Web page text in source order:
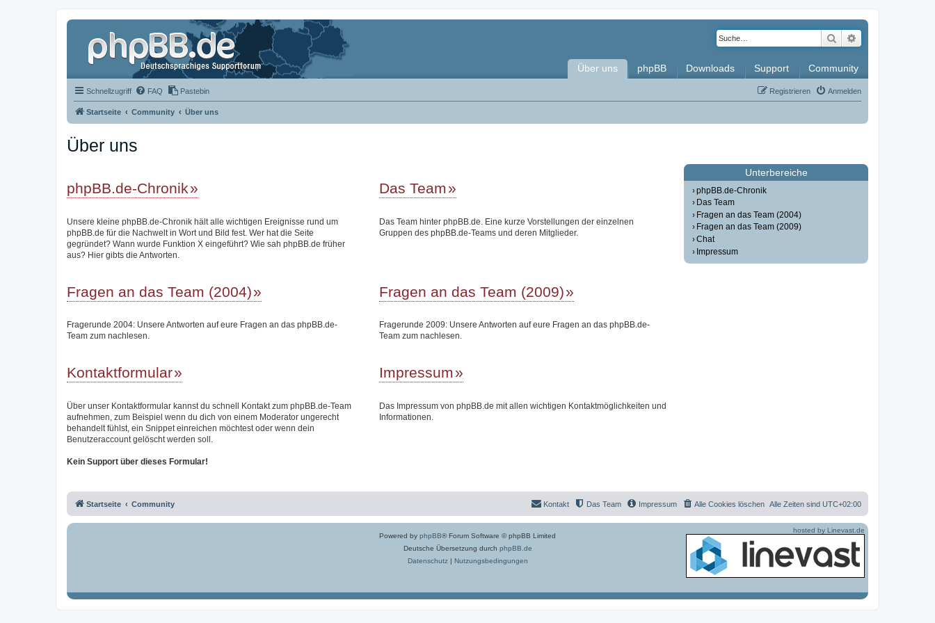
Suche
Über uns phpBB Downloads Support Community
Schnellzugriff FAQ Pastebin Anmelden
Registrieren
Startseite Community Über uns
Über uns
phpBB.de-Chronik
Unsere kleine phpBB.de-Chronik hält alle wichtigen Ereignisse rund um
phpBB.de für die Nachwelt in Wort und Bild fest. Wer hat die Seite
gegründet? Wann wurde Funktion X eingeführt? Wie sah phpBB.de früher
aus? Hier gibts die Antworten.
Das Team
Das Team hinter phpBB.de. Eine kurze Vorstellungen der einzelnen
Gruppen des phpBB.de-Teams und deren Mitglieder.
Fragen an das Team (2004)
Fragerunde 2004: Unsere Antworten auf eure Fragen an das phpBB.de-
Team zum nachlesen.
Fragen an das Team (2009)
Fragerunde 2009: Unsere Antworten auf eure Fragen an das phpBB.de-
Team zum nachlesen.
Kontaktformular
Über unser Kontaktformular kannst du schnell Kontakt zum phpBB.de-Team
aufnehmen, zum Beispiel wenn du dich von einem Moderator ungerecht
behandelt fühlst, ein Snippet einreichen möchtest oder wenn dein
Benutzeraccount gelöscht werden soll.
Kein Support über dieses Formular!
Impressum
Das Impressum von phpBB.de mit allen wichtigen Kontaktmöglichkeiten und
Informationen.
Unterbereiche
phpBB.de-Chronik
Das Team
Fragen an das Team (2004)
Fragen an das Team (2009)
Chat
Impressum
Startseite Community Alle Zeiten sind UTC+02:00
Alle Cookies löschen
Impressum
Das Team
Kontakt
Powered by phpBB® Forum Software © phpBB Limited
Deutsche Übersetzung durch phpBB.de
Datenschutz| Nutzungsbedingungen
hosted by Linevast.de